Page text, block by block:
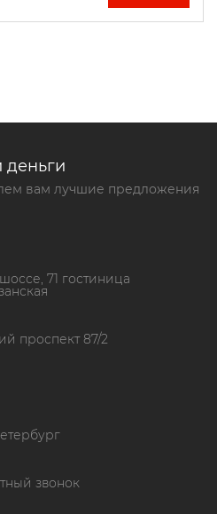
деньги
вам лучшие предложения
71 гостиница
проспект 87/2
звонок